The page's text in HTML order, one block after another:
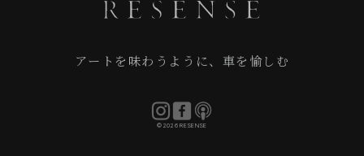
アートを味わうように、車を愉しむ
©2026 RESENSE